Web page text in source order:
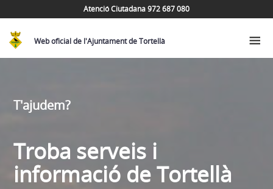
Atenció Ciutadana 972 687 080
Web oficial de l'Ajuntament de Tortellà
T'ajudem?
Troba serveis i
informació de Tortellà